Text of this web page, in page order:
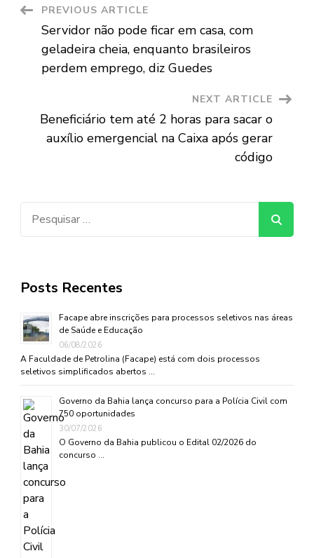
Post
Navigation
PREVIOUS ARTICLE
Servidor não pode ficar em casa, com
geladeira cheia, enquanto brasileiros
perdem emprego, diz Guedes
NEXT ARTICLE
Beneficiário tem até 2 horas para sacar o
auxílio emergencial na Caixa após gerar
código
Posts Recentes
Facape abre inscrições para processos seletivos nas áreas
de Saúde e Educação
06/08/2026
A Faculdade de Petrolina (Facape) está com dois processos
seletivos simplificados abertos …
Governo da Bahia lança concurso para a Polícia Civil com
750 oportunidades
30/07/2026
O Governo da Bahia publicou o Edital 02/2026 do
concurso …